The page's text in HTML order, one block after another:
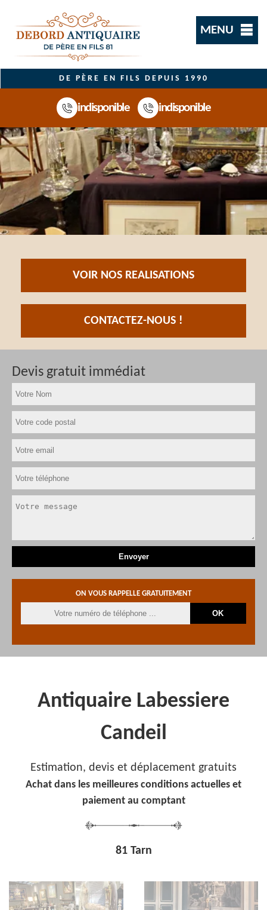
MENU
DE PÈRE EN FILS DEPUIS 1990
indisponible indisponible
VOIR NOS REALISATIONS
CONTACTEZ-NOUS !
Devis gratuit immédiat
ON VOUS RAPPELLE GRATUITEMENT
Antiquaire Labessiere
Candeil
Estimation, devis et déplacement gratuits
Achat dans les meilleures conditions actuelles et
paiement au comptant
81 Tarn